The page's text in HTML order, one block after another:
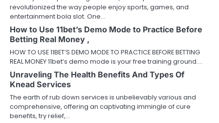
revolutionized the way people enjoy sports, games, and
entertainment bola slot. One…
How to Use 11bet’s Demo Mode to Practice Before
Betting Real Money ,
HOW TO USE 11BET’S DEMO MODE TO PRACTICE BEFORE BETTING
REAL MONEY 11bet’s demo mode is your free training ground.…
Unraveling The Health Benefits And Types Of
Knead Services
The earth of rub down services is unbelievably various and
comprehensive, offering an captivating immingle of cure
benefits, try relief,…